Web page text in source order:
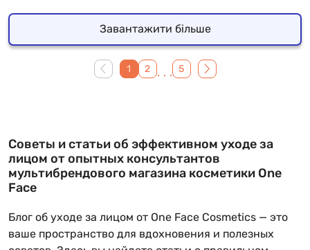
Завантажити більше
1 2 ... 5
Советы и статьи об эффективном уходе за
лицом от опытных консультантов
мультибрендового магазина косметики One
Face
Блог об уходе за лицом от One Face Cosmetics — это
ваше пространство для вдохновения и полезных